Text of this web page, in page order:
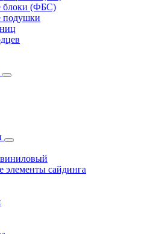
блоки (ФБС)
подушки
элементы сайдинга